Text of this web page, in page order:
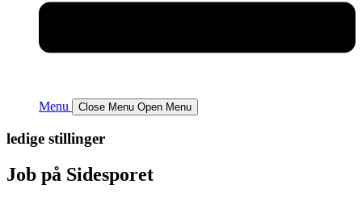
Menu Close Menu Open Menu
ledige stillinger
Job på Sidesporet